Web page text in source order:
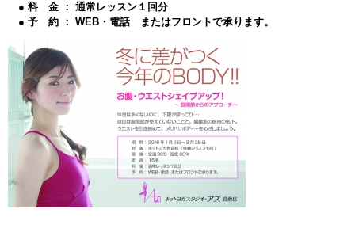
● 料 金 ： 通常レッスン１回分
● 予 約 ： WEB・電話 またはフロントで承ります。